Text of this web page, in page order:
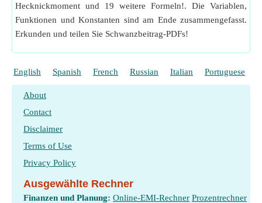
Hecknickmoment und 19 weitere Formeln!. Die Variablen,
Funktionen und Konstanten sind am Ende zusammengefasst.
Erkunden und teilen Sie Schwanzbeitrag-PDFs!
English Spanish French Russian Italian Portuguese
About
Contact
Disclaimer
Terms of Use
Privacy Policy
Ausgewählte Rechner
Finanzen und Planung: Online-EMI-Rechner Prozentrechner